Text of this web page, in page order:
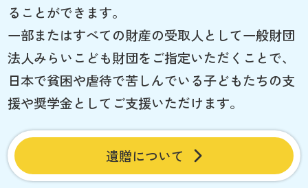
ることができます。
一部またはすべての財産の受取人として一般財団
法人みらいこども財団をご指定いただくことで、
日本で貧困や虐待で苦しんでいる子どもたちの支
援や奨学金としてご支援いただけます。
遺贈について